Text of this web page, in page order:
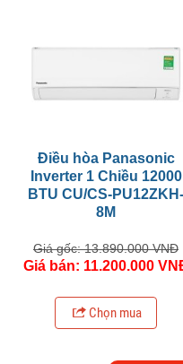
Điều hòa Panasonic
Inverter 1 Chiều 12000
BTU CU/CS-PU12ZKH-
8M
Giá gốc: 13.890.000 VNĐ
Giá bán: 11.200.000
Chọn mua